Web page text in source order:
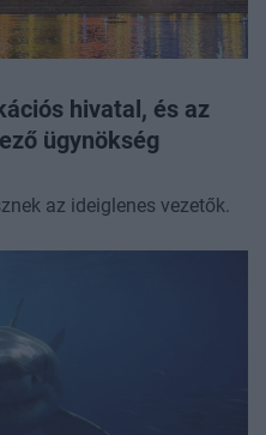
hivatal, és az
ügynökség
az ideiglenes vezetők.